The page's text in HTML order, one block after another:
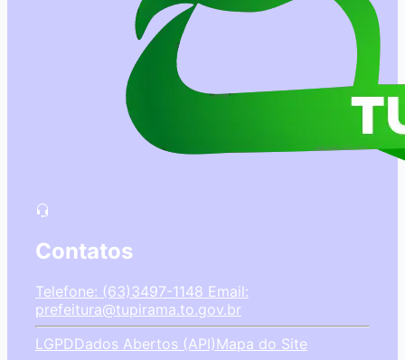
Contatos
Telefone: (63)3497-1148 Email:
prefeitura@tupirama.to.gov.br
LGPDDados Abertos (API)Mapa do Site